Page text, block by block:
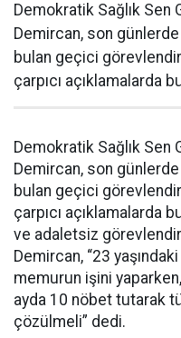
Demokratik Sağlık Sen
Demircan, son
bulan geçici
çarpıcı açıklamalarda
Demokratik Sağlık Sen
Demircan, son
bulan geçici
çarpıcı açıklamalarda
ve adaletsiz
Demircan, “23
memurun işini
ayda 10 nöbet tutarak
çözülmeli” dedi.